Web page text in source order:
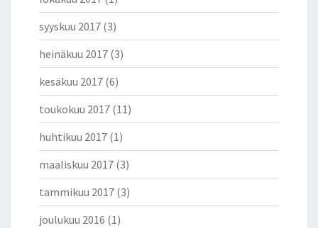
syyskuu 2017 (3)
heinäkuu 2017 (3)
kesäkuu 2017 (6)
toukokuu 2017 (11)
huhtikuu 2017 (1)
maaliskuu 2017 (3)
tammikuu 2017 (3)
joulukuu 2016 (1)